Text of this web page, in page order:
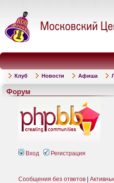
Клуб Новости Афиша
Форум
Вход Регистрация
Сообщения без ответов